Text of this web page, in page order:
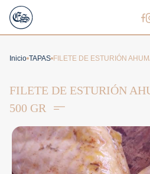
Inicio TAPAS FILETE DE ESTURIÓN
FILETE DE ESTURIÓN
500 GR